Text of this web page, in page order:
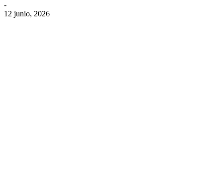
-
12 junio, 2026